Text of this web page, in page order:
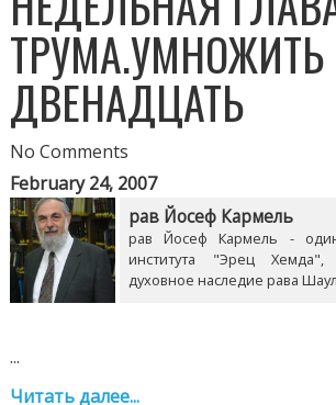
ТРУМА.УМНОЖИТЬ
ДВЕНАДЦАТЬ
No Comments
February 24, 2007
рав Йосеф Кармель
рав Йосеф Кармель -
института "Эрец Хемда",
духовное наследие рава
...
Читать далее...